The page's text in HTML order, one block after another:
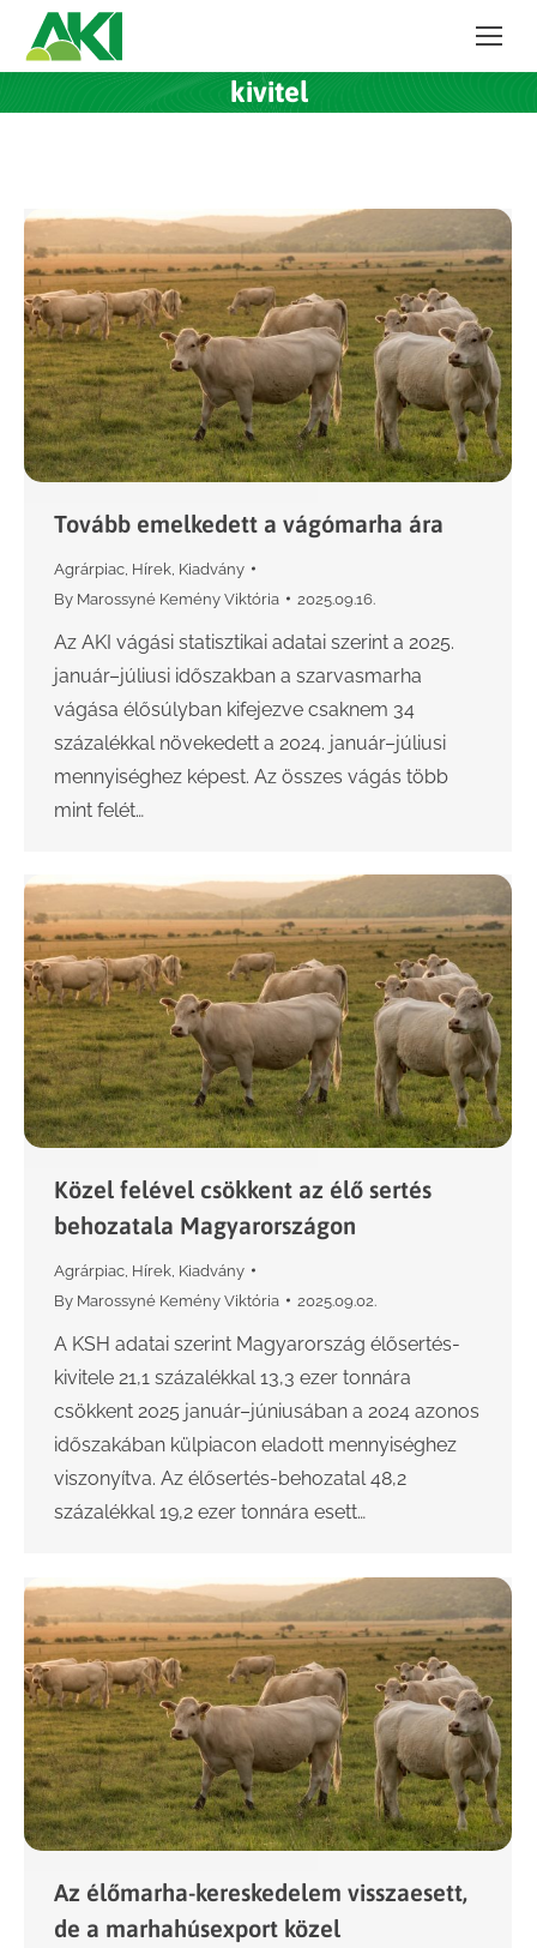
kivitel
Tovább emelkedett a vágómarha ára
Agrárpiac Hírek Kiadvány
By Marossyné Kemény Viktória 2025.09.16.
Az AKI vágási statisztikai adatai szerint a 2025.
január–júliusi időszakban a szarvasmarha
vágása élősúlyban kifejezve csaknem 34
százalékkal növekedett a 2024. január–júliusi
mennyiséghez képest. Az összes vágás több
mint felét…
Közel felével csökkent az élő sertés
behozatala Magyarországon
Agrárpiac Hírek Kiadvány
By Marossyné Kemény Viktória 2025.09.02.
A KSH adatai szerint Magyarország élősertés-
kivitele 21,1 százalékkal 13,3 ezer tonnára
csökkent 2025 január–júniusában a 2024 azonos
időszakában külpiacon eladott mennyiséghez
viszonyítva. Az élősertés-behozatal 48,2
százalékkal 19,2 ezer tonnára esett…
Az élőmarha-kereskedelem visszaesett,
de a marhahúsexport közel